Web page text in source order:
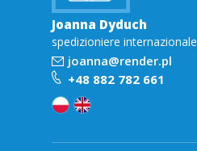
Joanna Dyduch
spedizioniere internazionale
joanna@render.pl
+48 882 782 661